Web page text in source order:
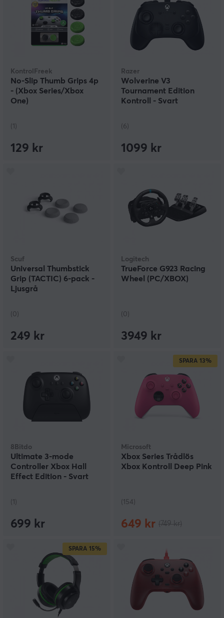
KontrolFreek
No-Slip Thumb Grips 4p
- (Xbox Series/Xbox
One)
(1)
129 kr
Razer
Wolverine V3
Tournament Edition
Kontroll - Svart
(6)
1099 kr
Scuf
Universal Thumbstick
Grip (TACTIC) 6-pack -
Ljusgrå
(0)
249 kr
Logitech
TrueForce G923 Racing
Wheel (PC/XBOX)
(0)
3949 kr
8Bitdo
Ultimate 3-mode
Controller Xbox Hall
Effect Edition - Svart
(1)
699 kr
SPARA 13%
Microsoft
Xbox Series Trådlös
Xbox Kontroll Deep Pink
(154)
649 kr
SPARA 15%